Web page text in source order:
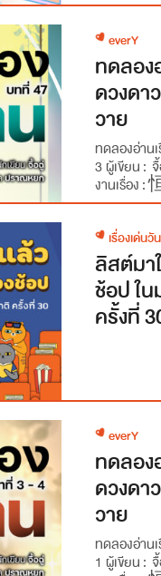
everY
ทดลอง
ดวงดา
วาย
ทดลองอ่าน
3 ผู้เขียน :
งานเรื่อง
เรื่องเด่นวั
ลิสต์มา
ช้อป ใ
ครั้งที่
everY
ทดลอง
ดวงดา
วาย
ทดลองอ่าน
1 ผู้เขียน :